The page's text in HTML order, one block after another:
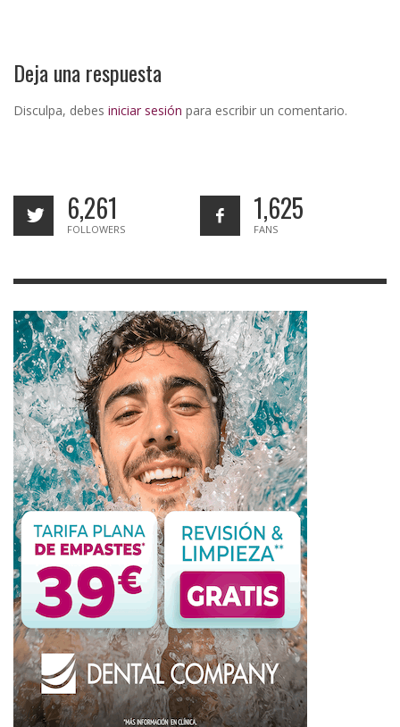
Deja una respuesta
Disculpa, debes iniciar sesión para escribir un comentario.
6,261
FOLLOWERS
1,625
FANS